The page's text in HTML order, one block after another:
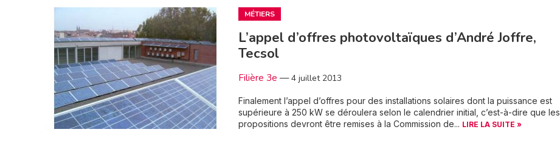
MÉTIERS
L’appel d’offres photovoltaïques d’André Joffre,
Tecsol
Filière 3e —4 juillet 2013
Finalement l’appel d’offres pour des installations solaires dont la puissance est
supérieure à 250 kW se déroulera selon le calendrier initial, c’est-à-dire que les
propositions devront être remises à la Commission de... LIRE LA SUITE »